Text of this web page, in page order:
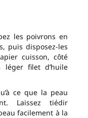
les poivrons en
puis disposez-les
cuisson, côté
léger filet d’huile
ce que la peau
Laissez tiédir
facilement à la